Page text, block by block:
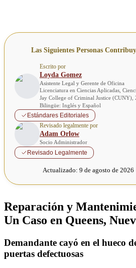
Las Siguientes Personas
Escrito por
Loyda Gomez
Asistente Legal y Gerente de Oficina
Licenciatura en Ciencias Aplicadas,
Jay College of Criminal Justice (CUNY),
Bilingüe: Inglés y Español
Estándares Editoriales
Revisado legalmente por
Adam Orlow
Socio Administrador
Revisado Legalmente
Actualizado: 9 de agosto de 2026
Reparación y
Un Caso en Queens,
Demandante cayó en el hueco
puertas defectuosas